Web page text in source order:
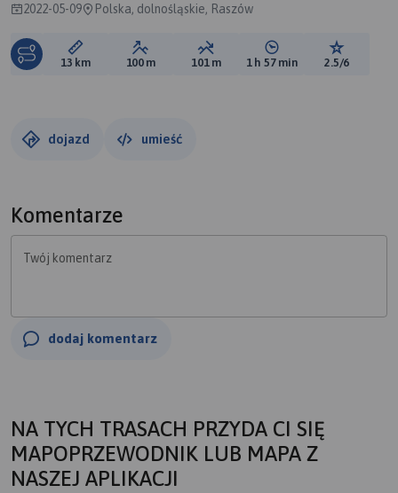
2022-05-09 Polska, dolnośląskie, Raszów
Długość trasy:
13 km Suma przewyższeń:
100 m Suma spadków:
101 m Średni czas potrzebny
1 h 57 min Ocena
2.5/6
dojazd umieść
Komentarze
Twój komentarz
dodaj komentarz
NA TYCH TRASACH PRZYDA CI SIĘ
MAPOPRZEWODNIK LUB MAPA Z
NASZEJ APLIKACJI